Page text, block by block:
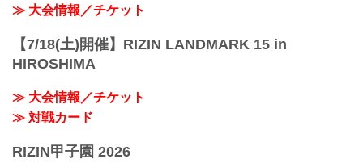
≫ 大会情報／チケット
【7/18(土)開催】RIZIN LANDMARK 15 in
HIROSHIMA
≫ 大会情報／チケット
≫ 対戦カード
RIZIN甲子園 2026